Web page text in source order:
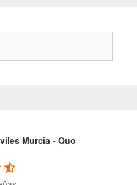
Murcia - Quo